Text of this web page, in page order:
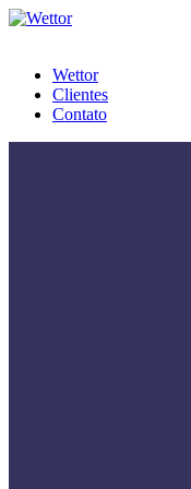
Wettor
Clientes
Contato